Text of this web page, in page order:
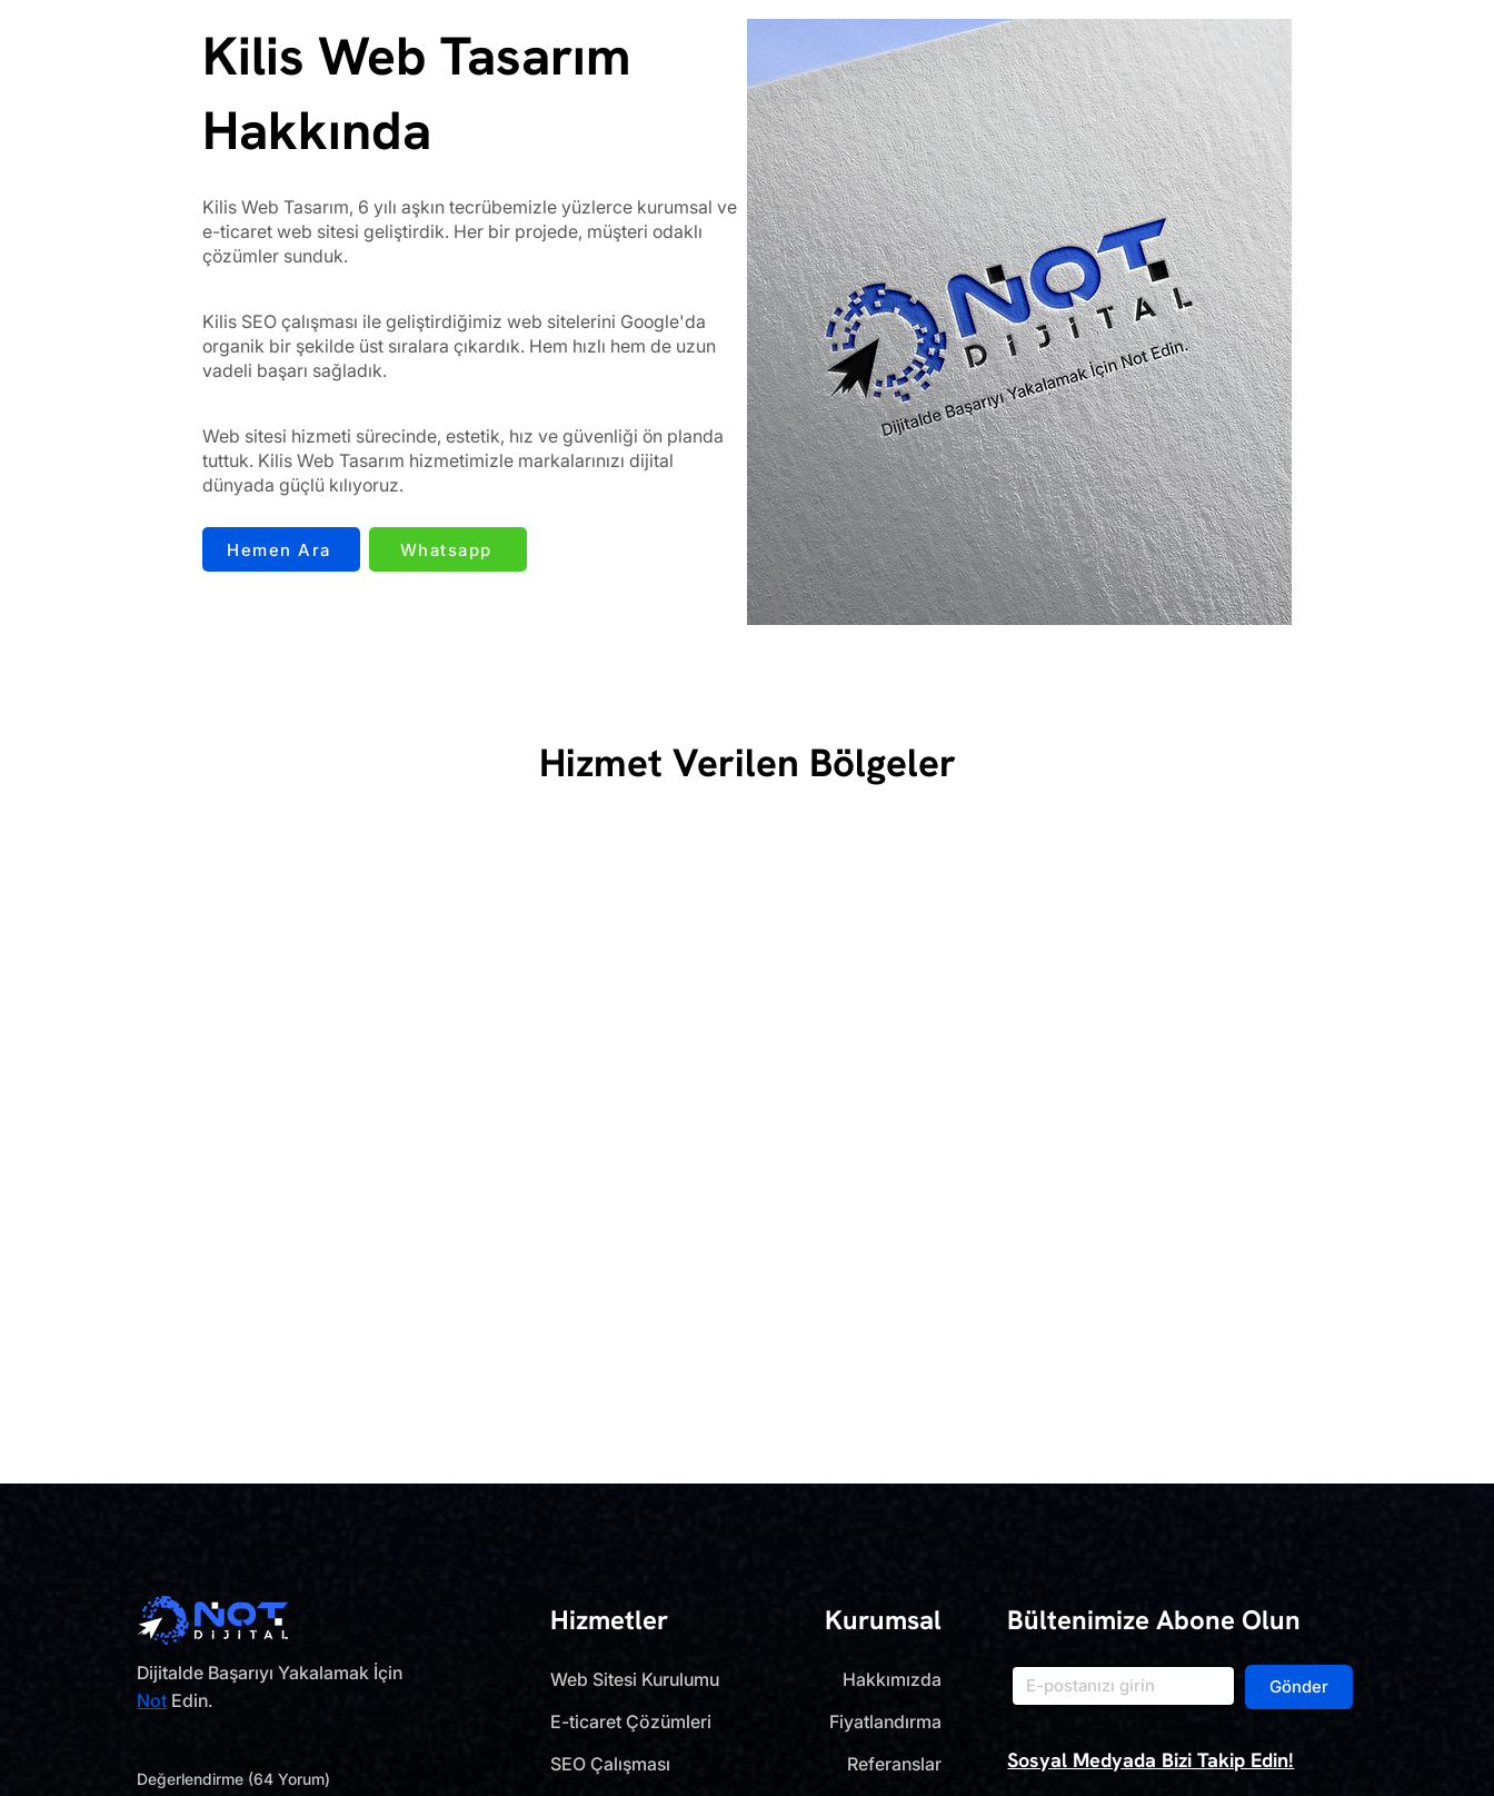
Kilis Web Tasarım
Hakkında
Kilis Web Tasarım, 6 yılı aşkın tecrübemizle yüzlerce kurumsal ve
e-ticaret web sitesi geliştirdik. Her bir projede, müşteri odaklı
çözümler sunduk.
Kilis SEO çalışması ile geliştirdiğimiz web sitelerini Google'da
organik bir şekilde üst sıralara çıkardık. Hem hızlı hem de uzun
vadeli başarı sağladık.
Web sitesi hizmeti sürecinde, estetik, hız ve güvenliği ön planda
tuttuk. Kilis Web Tasarım hizmetimizle markalarınızı dijital
dünyada güçlü kılıyoruz.
Hemen Ara Whatsapp
Hizmet Verilen Bölgeler
Dijitalde Başarıyı Yakalamak İçin
Not Edin.
Değerlendirme (64 Yorum)
Hizmetler Kurumsal
Web Sitesi Kurulumu
E-ticaret Çözümleri
SEO Çalışması
Hakkımızda
Fiyatlandırma
Referanslar
Bültenimize Abone Olun
Gönder
Sosyal Medyada Bizi Takip Edin!